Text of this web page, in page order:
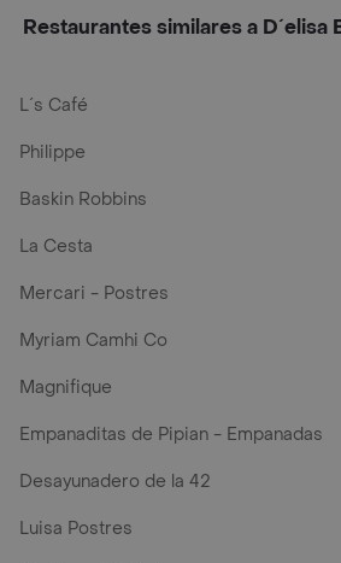
Restaurantes similares a D´elisa
L´s Café
Philippe
Baskin Robbins
La Cesta
Mercari - Postres
Myriam Camhi Co
Magnifique
Empanaditas de Pipian - Empanadas
Desayunadero de la 42
Luisa Postres